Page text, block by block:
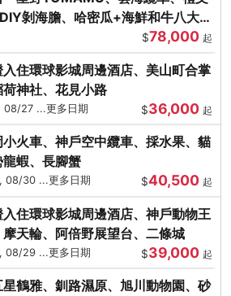
剝海膽、哈密瓜+海鮮和牛八大螃
$78,000 起
住環球影城周邊酒店、美山町合掌
神社、花見小路
27 ...更多日期 $36,000 起
火車、神戶空中纜車、採水果、貓
蝦、長腳蟹
30 ...更多日期 $40,500 起
住環球影城周邊酒店、神戶動物王
天輪、阿倍野展望台、二條城
29 ...更多日期 $39,000 起
鶴雅、釧路濕原、旭川動物園、砂